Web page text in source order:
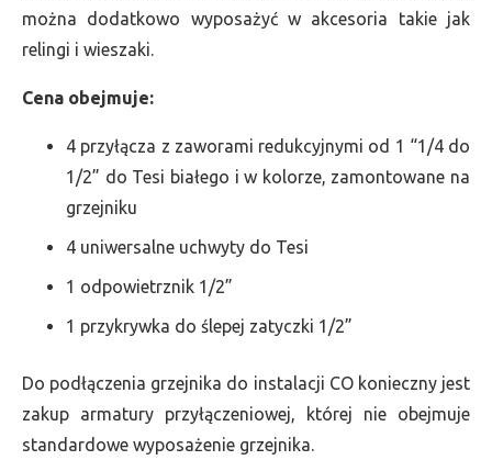
można dodatkowo wyposażyć w akcesoria takie jak
relingi i wieszaki.
Cena obejmuje:
4 przyłącza z zaworami redukcyjnymi od 1 “1/4 do
1/2” do Tesi białego i w kolorze, zamontowane na
grzejniku
4 uniwersalne uchwyty do Tesi
1 odpowietrznik 1/2”
1 przykrywka do ślepej zatyczki 1/2”
Do podłączenia grzejnika do instalacji CO konieczny jest
zakup armatury przyłączeniowej, której nie obejmuje
standardowe wyposażenie grzejnika.